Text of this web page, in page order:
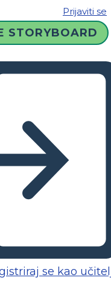
Prijaviti se
STORYBOARD
se kao